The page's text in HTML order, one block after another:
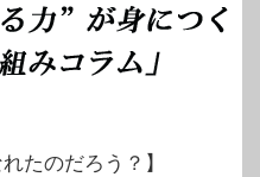
たのだろう？】